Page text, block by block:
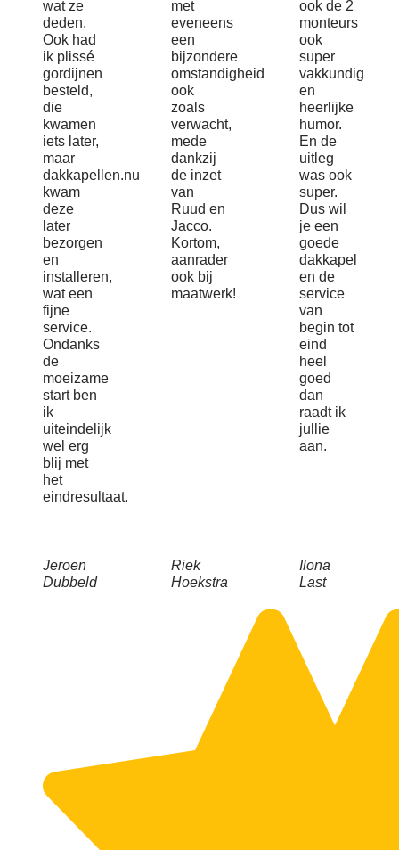
wat ze
deden.
Ook had
ik plissé
gordijnen
besteld,
die
kwamen
iets later,
maar
dakkapellen.nu
kwam
deze
later
bezorgen
en
installeren,
wat een
fijne
service.
Ondanks
de
moeizame
start ben
ik
uiteindelijk
wel erg
blij met
het
eindresultaat.
met
eveneens
een
bijzondere
omstandigheid
ook
zoals
verwacht,
mede
dankzij
de inzet
van
Ruud en
Jacco.
Kortom,
aanrader
ook bij
maatwerk!
ook de 2
monteurs
ook
super
vakkundig
en
heerlijke
humor.
En de
uitleg
was ook
super.
Dus wil
je een
goede
dakkapel
en de
service
van
begin tot
eind
heel
goed
dan
raadt ik
jullie
aan.
Jeroen
Dubbeld
Riek
Hoekstra
Ilona
Last